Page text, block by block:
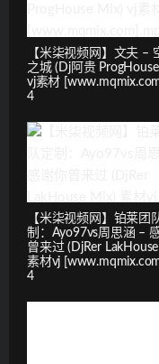
【米柒视频网】文夫 –
之城 (Dj阿贵
vj素材
4
【米柒视频网】铂莱团
制：Ayo97vs周思涵 –
曾来过 (DjRer
素材vj
4